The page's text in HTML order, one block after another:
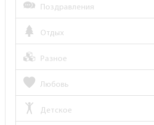
Поздравления
Отдых
Разное
Любовь
Детское